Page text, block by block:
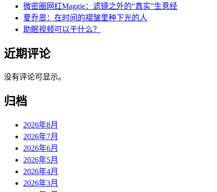
微密圈网红Maggie：滤镜之外的“真实”生意经
夏乔恩：在时间的褶皱里种下光的人
助眠视频可以干什么？
近期评论
没有评论可显示。
归档
2026年8月
2026年7月
2026年6月
2026年5月
2026年4月
2026年3月